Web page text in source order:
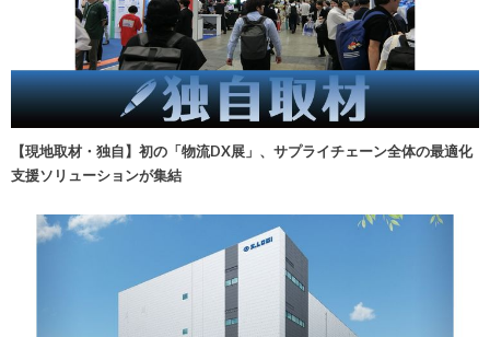
【現地取材・独自】初の「物流DX展」、サプライチェーン全体の最適化
支援ソリューションが集結